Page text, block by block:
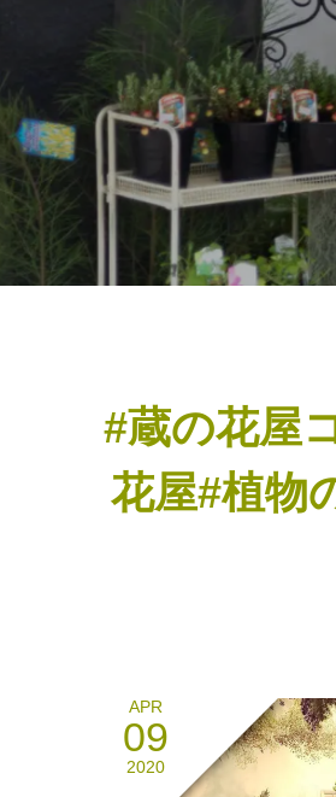
#蔵の花屋
花屋#植物
APR
09
2020